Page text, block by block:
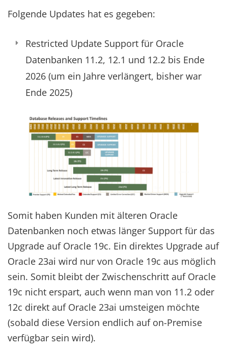
Folgende Updates hat es gegeben:
Restricted Update Support für Oracle
Datenbanken 11.2, 12.1 und 12.2 bis Ende
2026 (um ein Jahre verlängert, bisher war
Ende 2025)
Somit haben Kunden mit älteren Oracle
Datenbanken noch etwas länger Support für das
Upgrade auf Oracle 19c. Ein direktes Upgrade auf
Oracle 23ai wird nur von Oracle 19c aus möglich
sein. Somit bleibt der Zwischenschritt auf Oracle
19c nicht erspart, auch wenn man von 11.2 oder
12c direkt auf Oracle 23ai umsteigen möchte
(sobald diese Version endlich auf on-Premise
verfügbar sein wird).